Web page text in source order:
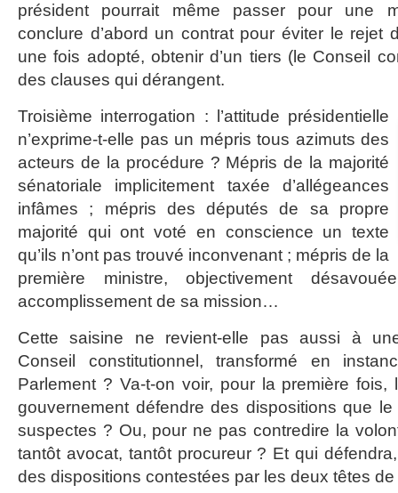
président pourrait même passer pour une
conclure d’abord un contrat pour éviter le rejet
une fois adopté, obtenir d’un tiers (le Conseil
des clauses qui dérangent.
Troisième interrogation : l’attitude présidentielle
n’exprime-t-elle pas un mépris tous azimuts des
acteurs de la procédure ? Mépris de la majorité
sénatoriale implicitement taxée d’allégeances
infâmes ; mépris des députés de sa propre
majorité qui ont voté en conscience un texte
qu’ils n’ont pas trouvé inconvenant ; mépris de la
première ministre, objectivement
accomplissement de sa mission…
Cette saisine ne revient-elle pas aussi à
Conseil constitutionnel, transformé en
Parlement ? Va-t-on voir, pour la première fois,
gouvernement défendre des dispositions que
suspectes ? Ou, pour ne pas contredire la
tantôt avocat, tantôt procureur ? Et qui
des dispositions contestées par les deux têtes de